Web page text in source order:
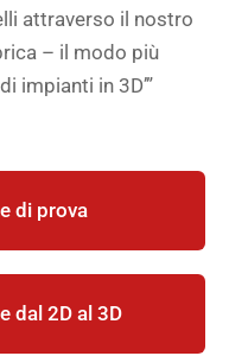
attraverso il nostro
– il modo più
impianti in 3D’”
di prova
dal 2D al 3D